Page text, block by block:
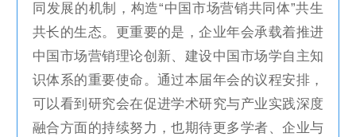
同发展的机制，构造“中国市场营销共同体”共生
共长的生态。更重要的是，企业年会承载着推进
中国市场营销理论创新、建设中国市场学自主知
识体系的重要使命。通过本届年会的议程安排，
可以看到研究会在促进学术研究与产业实践深度
融合方面的持续努力，也期待更多学者、企业与